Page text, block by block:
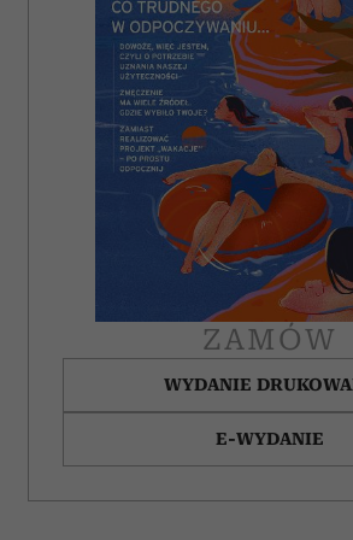
analizować ruch w naszej witrynie.
korzystasz z naszej witryny,
społecznościowym, reklamowym i
Partnerzy mogą połączyć te
otrzymanymi od Ciebie lub
korzystania z ich usług.
ZAMÓW
WYDANIE
E-WYDANIE